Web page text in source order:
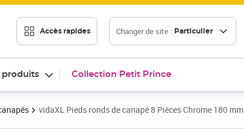
Accès rapides Changer de site : Particulier
produits Collection Petit Prince
vidaXL Pieds ronds de canapé 8 Pièces Chrome 180 mm